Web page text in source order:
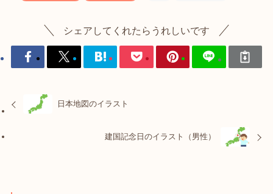
シェアしてくれたらうれしいです
日本地図のイラスト
建国記念日のイラスト（男性）